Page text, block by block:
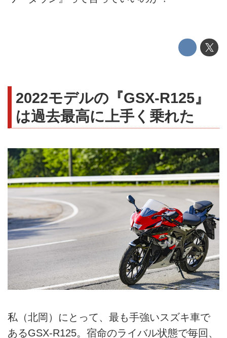
2022モデルの『GSX-R125』
は過去最高に上手く乗れた
私（北岡）にとって、最も手強いスズキ車で
あるGSX-R125。宿命のライバル状態で毎回、